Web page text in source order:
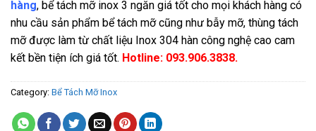
hàng, bể tách mỡ inox 3 ngăn giá tốt cho mọi khách hàng có
nhu cầu sản phẩm bể tách mỡ cũng như bẫy mỡ, thùng tách
mỡ được làm từ chất liệu Inox 304 hàn công nghệ cao cam
kết bền tiện ích giá tốt. Hotline: 093.906.3838.
Category: Bể Tách Mỡ Inox